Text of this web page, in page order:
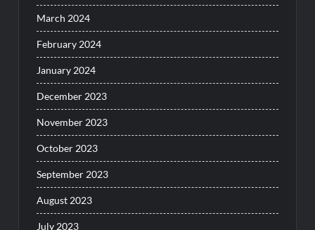
March 2024
February 2024
January 2024
December 2023
November 2023
October 2023
September 2023
August 2023
July 2023